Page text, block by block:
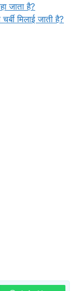
जाता है?
मिलाई जाती है?